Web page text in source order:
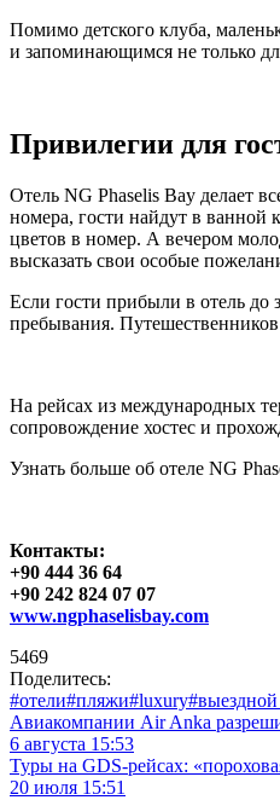
Помимо детского клуба,
и запоминающимся не только
Привилегии для
Отель NG Phaselis Bay делает
номера, гости найдут в ванной
цветов в номер. А вечером
высказать свои особые
Если гости прибыли в отель до
пребывания.
На рейсах из международных
сопровождение хостес и
Узнать больше об отеле NG
Контакты:
+90 444 36 64
+90 242 824 07 07
www.ngphaselisbay.com
5469
Поделитесь:
#отели#пляжи#luxury
Авиакомпании Air Anka
6 августа 15:53
Туры на GDS-рейсах:
20 июля 15:51